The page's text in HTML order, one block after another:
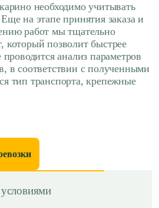
необходимо учитывать
на этапе принятия заказа и
работ мы тщательно
который позволит быстрее
анализ параметров
в соответствии с полученными
тип транспорта, крепежные